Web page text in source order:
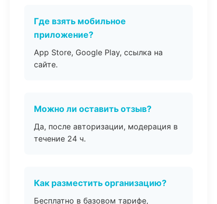
Где взять мобильное
приложение?
App Store, Google Play, ссылка на
сайте.
Можно ли оставить отзыв?
Да, после авторизации, модерация в
течение 24 ч.
Как разместить организацию?
Бесплатно в базовом тарифе,